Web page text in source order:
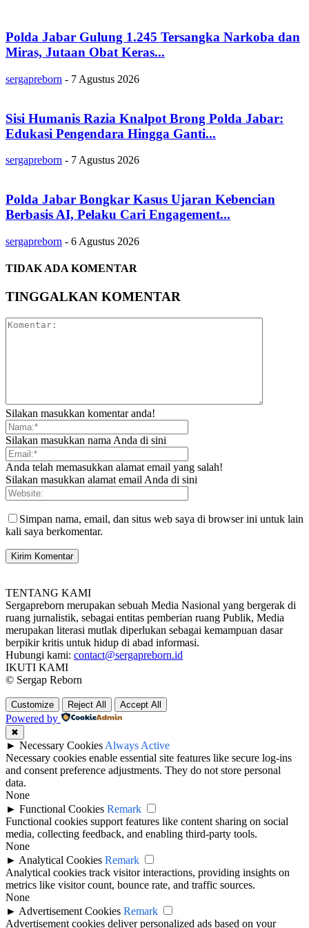
Polda Jabar Gulung 1.245 Tersangka Narkoba dan
Miras, Jutaan Obat Keras...
sergapreborn - 7 Agustus 2026
Sisi Humanis Razia Knalpot Brong Polda Jabar:
Edukasi Pengendara Hingga Ganti...
sergapreborn - 7 Agustus 2026
Polda Jabar Bongkar Kasus Ujaran Kebencian
Berbasis AI, Pelaku Cari Engagement...
sergapreborn - 6 Agustus 2026
TIDAK ADA KOMENTAR
TINGGALKAN KOMENTAR
Silakan masukkan komentar anda!
Silakan masukkan nama Anda di sini
Anda telah memasukkan alamat email yang salah!
Silakan masukkan alamat email Anda di sini
Simpan nama, email, dan situs web saya di browser ini untuk lain
kali saya berkomentar.
TENTANG KAMI
Sergapreborn merupakan sebuah Media Nasional yang bergerak di
ruang jurnalistik, sebagai entitas pemberian ruang Publik, Media
merupakan literasi mutlak diperlukan sebagai kemampuan dasar
berpikir kritis untuk hidup di abad informasi.
Hubungi kami: contact@sergapreborn.id
IKUTI KAMI
© Sergap Reborn
Customize Reject All Accept All
Powered by
✖
► Necessary Cookies Always Active
Necessary cookies enable essential site features like secure log-ins
and consent preference adjustments. They do not store personal
data.
None
► Functional Cookies Remark
Functional cookies support features like content sharing on social
media, collecting feedback, and enabling third-party tools.
None
► Analytical Cookies Remark
Analytical cookies track visitor interactions, providing insights on
metrics like visitor count, bounce rate, and traffic sources.
None
► Advertisement Cookies Remark
Advertisement cookies deliver personalized ads based on your